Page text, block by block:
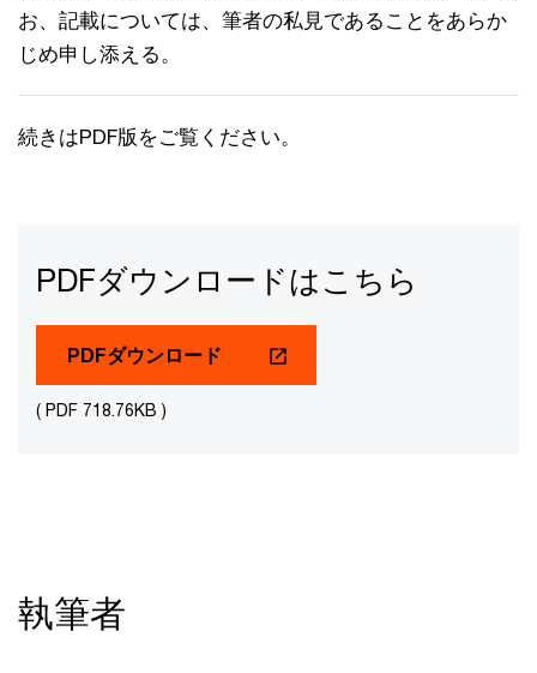
お、記載については、筆者の私見であることをあらか
じめ申し添える。
続きはPDF版をご覧ください。
PDFダウンロードはこちら
PDFダウンロード
( PDF 718.76KB )
執筆者